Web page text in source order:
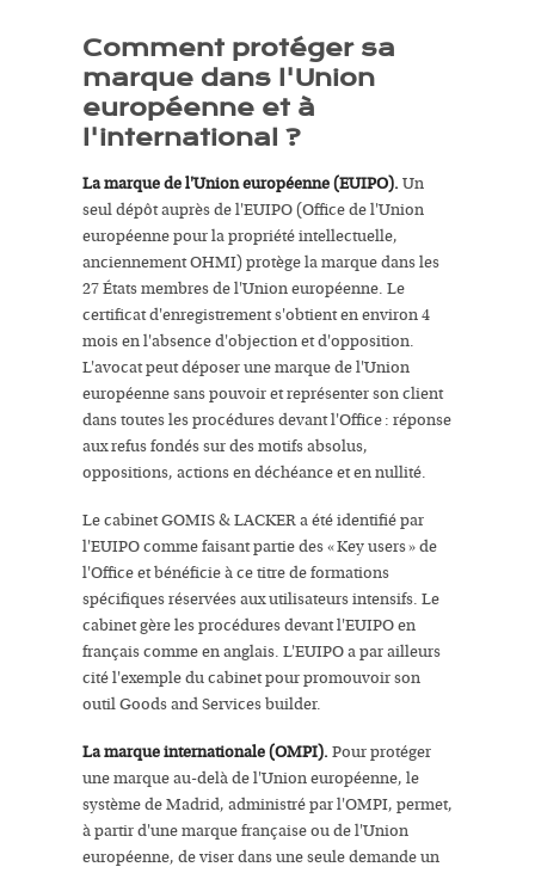
Comment protéger sa
marque dans l'Union
européenne et à
l'international ?
La marque de l'Union européenne (EUIPO). Un
seul dépôt auprès de l'EUIPO (Office de l'Union
européenne pour la propriété intellectuelle,
anciennement OHMI) protège la marque dans les
27 États membres de l'Union européenne. Le
certificat d'enregistrement s'obtient en environ 4
mois en l'absence d'objection et d'opposition.
L'avocat peut déposer une marque de l'Union
européenne sans pouvoir et représenter son client
dans toutes les procédures devant l'Office : réponse
aux refus fondés sur des motifs absolus,
oppositions, actions en déchéance et en nullité.
Le cabinet GOMIS & LACKER a été identifié par
l'EUIPO comme faisant partie des « Key users » de
l'Office et bénéficie à ce titre de formations
spécifiques réservées aux utilisateurs intensifs. Le
cabinet gère les procédures devant l'EUIPO en
français comme en anglais. L'EUIPO a par ailleurs
cité l'exemple du cabinet pour promouvoir son
outil Goods and Services builder.
La marque internationale (OMPI). Pour protéger
une marque au-delà de l'Union européenne, le
système de Madrid, administré par l'OMPI, permet,
à partir d'une marque française ou de l'Union
européenne, de viser dans une seule demande un